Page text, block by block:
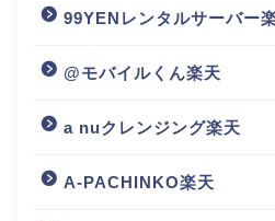
99YENレンタルサーバー
@モバイルくん楽天
a nuクレンジング楽天
A-PACHINKO楽天